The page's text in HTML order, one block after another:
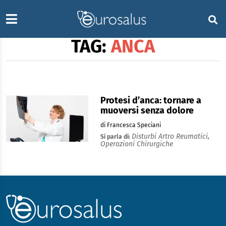
TAG: ANCA
Protesi d’anca: tornare a
muoversi senza dolore
di Francesca Speciani
Si parla di: Disturbi Artro Reumatici,
Operazioni Chirurgiche